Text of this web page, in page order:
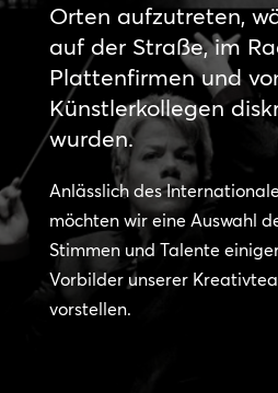
Orten aufzutreten,
auf der Straße, im
Plattenfirmen und
Künstlerkollegen
wurden.
Anlässlich des
möchten wir eine Auswahl
Stimmen und Talente
Vorbilder unserer
vorstellen.